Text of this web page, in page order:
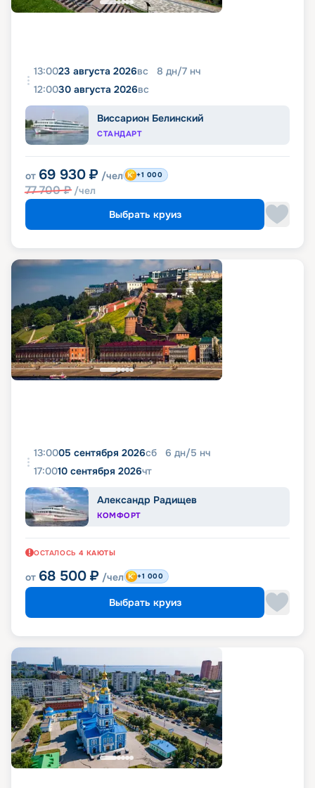
13:0023 августа 2026вс 8 дн/7 нч
12:0030 августа 2026вс
Виссарион Белинский
СТАНДАРТ
от 69 930 ₽ /чел
77 700₽ /чел
+1 000
Выбрать круиз
13:0005 сентября 2026сб 6 дн/5 нч
17:0010 сентября 2026чт
Александр Радищев
КОМФОРТ
ОСТАЛОСЬ 4 КАЮТЫ
от 68 500 ₽ /чел +1 000
Выбрать круиз